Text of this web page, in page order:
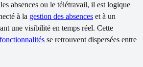
absences ou le télétravail, il est logique
à la gestion des absences et à un
une visibilité en temps réel. Cette
fonctionnalités se retrouvent dispersées entre